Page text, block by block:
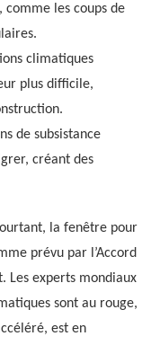
comme les coups de
climatiques
plus difficile,
de subsistance
créant des
la fenêtre pour
prévu par l’Accord
Les experts mondiaux
sont au rouge,
est en